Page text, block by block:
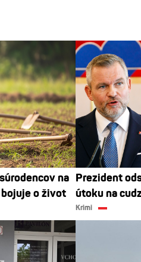
na
o život
Prezident
útoku na
Krimi